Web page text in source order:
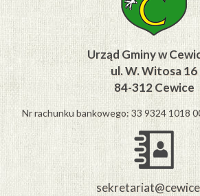
Urząd Gminy w
ul. W. Witosa 16
84-312 Cewice
Nr rachunku bankowego: 33 9324 1018